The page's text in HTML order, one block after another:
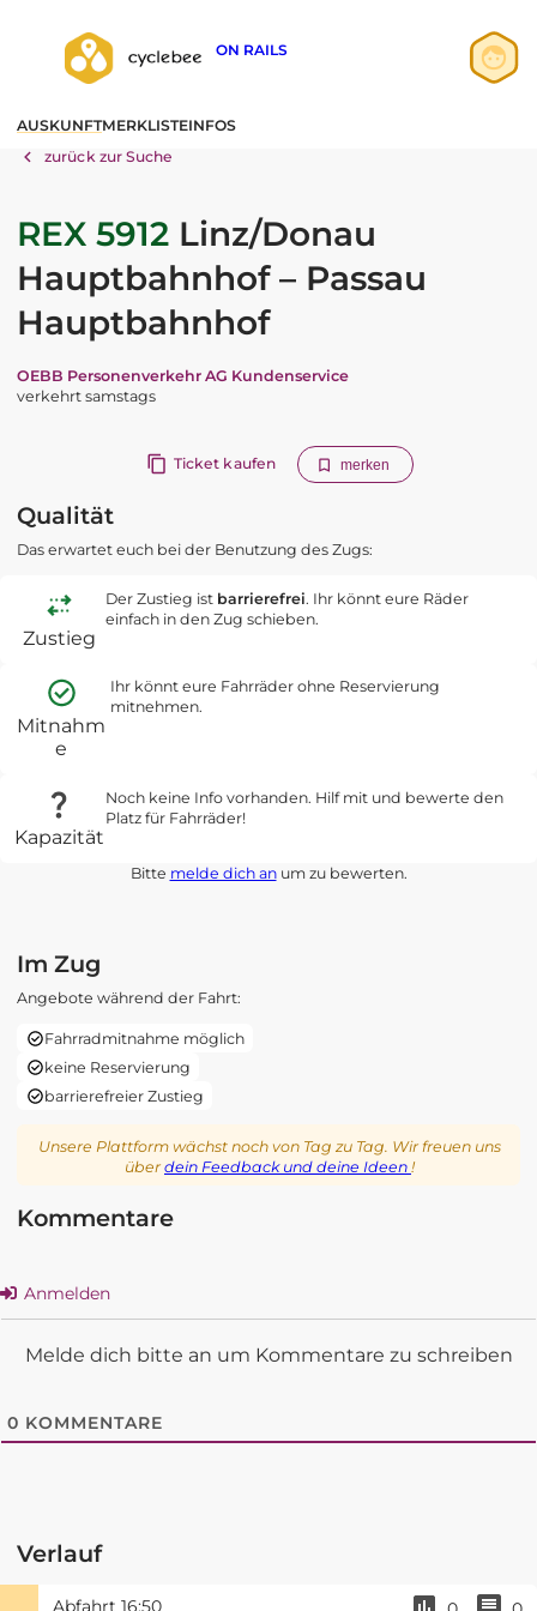
ON RAILS
AUSKUNFTMERKLISTEINFOS
zurück zur Suche
REX 5912 Linz/Donau
Hauptbahnhof – Passau
Hauptbahnhof
OEBB Personenverkehr AG Kundenservice
verkehrt samstags
Ticket kaufen merken
Qualität
Das erwartet euch bei der Benutzung des Zugs:
Zustieg
Der Zustieg ist barrierefrei. Ihr könnt eure Räder
einfach in den Zug schieben.
Mitnahm
e
Ihr könnt eure Fahrräder ohne Reservierung
mitnehmen.
Kapazität
Noch keine Info vorhanden. Hilf mit und bewerte den
Platz für Fahrräder!
Bitte melde dich anum zu bewerten.
Im Zug
Angebote während der Fahrt:
Fahrradmitnahme möglich
keine Reservierung
barrierefreier Zustieg
Unsere Plattform wächst noch von Tag zu Tag. Wir freuen uns
überdein Feedback und deine Ideen !
Kommentare
Anmelden
Melde dich bitte an um Kommentare zu schreiben
0 KOMMENTARE
Verlauf
Abfahrt 16:50